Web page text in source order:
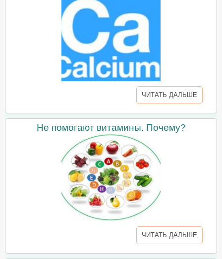
ЧИТАТЬ ДАЛЬШЕ
Не помогают витамины. Почему?
ЧИТАТЬ ДАЛЬШЕ